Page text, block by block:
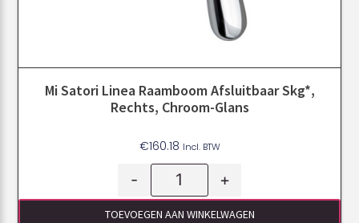
Mi Satori Linea Raamboom Afsluitbaar Skg*,
Rechts, Chroom-Glans
€160.18 Incl. BTW
- +
TOEVOEGEN AAN WINKELWAGEN